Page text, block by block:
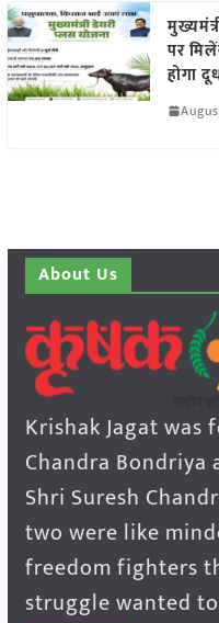
पर
होगा
About Us
Krishak Jagat was
Chandra
Shri Suresh
two were like
freedom fighters
struggle wanted